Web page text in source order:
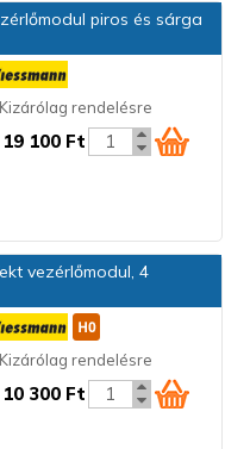
piros és sárga
Kizárólag rendelésre
19 100 Ft
vezérlőmodul, 4
Kizárólag rendelésre
10 300 Ft